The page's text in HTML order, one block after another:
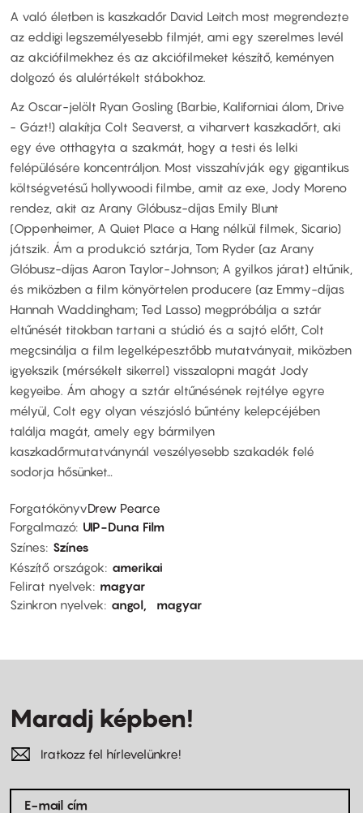
A való életben is kaszkadőr David Leitch most megrendezte
az eddigi legszemélyesebb filmjét, ami egy szerelmes levél
az akciófilmekhez és az akciófilmeket készítő, keményen
dolgozó és alulértékelt stábokhoz.
Az Oscar-jelölt Ryan Gosling (Barbie, Kaliforniai álom, Drive
- Gázt!) alakítja Colt Seaverst, a viharvert kaszkadőrt, aki
egy éve otthagyta a szakmát, hogy a testi és lelki
felépülésére koncentráljon. Most visszahívják egy gigantikus
költségvetésű hollywoodi filmbe, amit az exe, Jody Moreno
rendez, akit az Arany Glóbusz-díjas Emily Blunt
(Oppenheimer, A Quiet Place a Hang nélkül filmek, Sicario)
játszik. Ám a produkció sztárja, Tom Ryder (az Arany
Glóbusz-díjas Aaron Taylor-Johnson; A gyilkos járat) eltűnik,
és miközben a film könyörtelen producere (az Emmy-díjas
Hannah Waddingham; Ted Lasso) megpróbálja a sztár
eltűnését titokban tartani a stúdió és a sajtó előtt, Colt
megcsinálja a film legelképesztőbb mutatványait, miközben
igyekszik (mérsékelt sikerrel) visszalopni magát Jody
kegyeibe. Ám ahogy a sztár eltűnésének rejtélye egyre
mélyül, Colt egy olyan vészjósló bűntény kelepcéjében
találja magát, amely egy bármilyen
kaszkadőrmutatványnál veszélyesebb szakadék felé
sodorja hősünket…
ForgatókönyvDrew Pearce
Forgalmazó UIP-Duna Film
Színes Színes
Készítő országok
amerikai
Felirat nyelvek
magyar
Szinkron nyelvek
angol magyar
Maradj képben!
Iratkozz fel hírlevelünkre!